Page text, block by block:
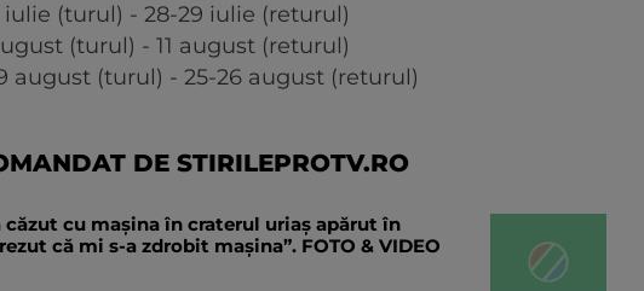
iulie (turul) - 28-29 iulie (returul)
(turul) - 11 august (returul)
august (turul) - 25-26 august (returul)
DE STIRILEPROTV.RO
căzut cu mașina în craterul uriaș apărut în
că mi s-a zdrobit mașina”. FOTO & VIDEO